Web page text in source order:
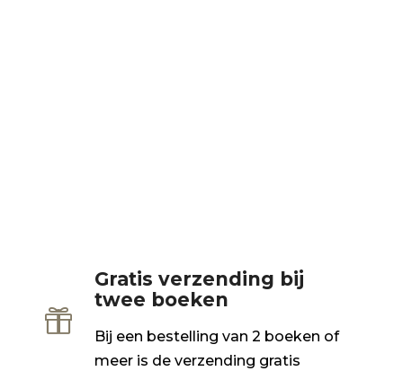

Gratis verzending bij
twee boeken
Bij een bestelling van 2 boeken of
meer is de verzending gratis